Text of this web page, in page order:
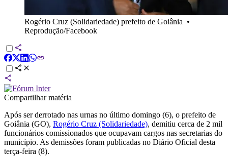
Rogério Cruz (Solidariedade) prefeito de Goiânia •
Reprodução/Facebook
Compartilhar matéria
Após ser derrotado nas urnas no último domingo (6), o prefeito de
Goiânia (GO), Rogério Cruz (Solidariedade), demitiu cerca de 2 mil
funcionários comissionados que ocupavam cargos nas secretarias do
município. As demissões foram publicadas no Diário Oficial desta
terça-feira (8).